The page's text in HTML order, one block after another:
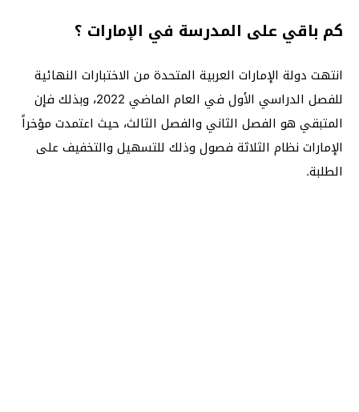
كم باقي على المدرسة في الإمارات ؟
انتهت دولة الإمارات العربية المتحدة من الاختبارات النهائية
للفصل الدراسي الأول في العام الماضي 2022، وبذلك فإن
المتبقي هو الفصل الثاني والفصل الثالث، حيث اعتمدت مؤخراً
الإمارات نظام الثلاثة فصول وذلك للتسهيل والتخفيف على
الطلبة.